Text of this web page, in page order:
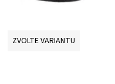
ZVOLTE VARIANTU